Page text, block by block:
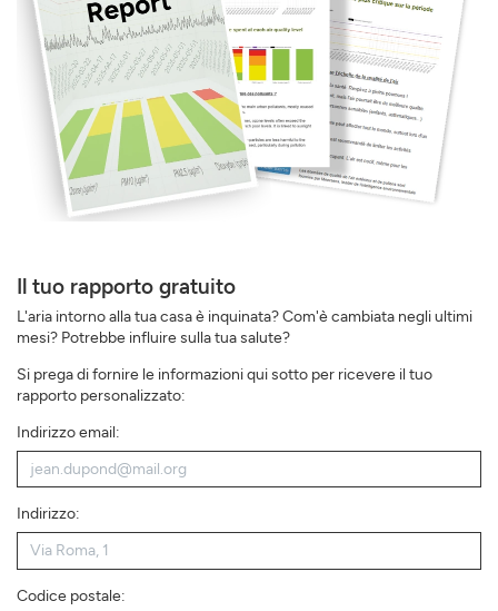
Il tuo rapporto gratuito
L'aria intorno alla tua casa è inquinata? Com'è cambiata negli ultimi
mesi? Potrebbe influire sulla tua salute?
Si prega di fornire le informazioni qui sotto per ricevere il tuo
rapporto personalizzato:
Indirizzo email:
Indirizzo:
Codice postale: